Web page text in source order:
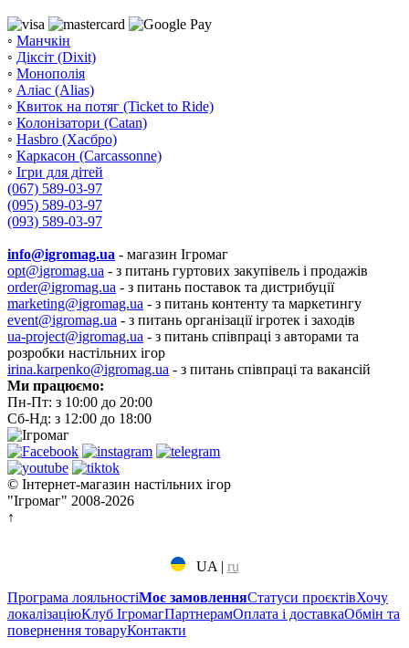
◦ Манчкін
◦ Діксіт (Dixit)
◦ Монополія
◦ Аліас (Alias)
◦ Квиток на потяг (Ticket to Ride)
◦ Колонізатори (Catan)
◦ Hasbro (Хасбро)
◦ Каркасон (Carcassonne)
◦ Ігри для дітей
(067) 589-03-97
(095) 589-03-97
(093) 589-03-97
info@igromag.ua - магазин Ігромаг
opt@igromag.ua - з питань гуртових закупівель і продажів
order@igromag.ua - з питань поставок та дистрибуції
marketing@igromag.ua - з питань контенту та маркетингу
event@igromag.ua - з питань організації ігротек і заходів
ua-project@igromag.ua - з питань співпраці з авторами та
розробки настільних ігор
irina.karpenko@igromag.ua - з питань співпраці та вакансій
Ми працюємо:
Пн-Пт: з 10:00 до 20:00
Сб-Нд: з 12:00 до 18:00
© Інтернет-магазин настільних ігор
"Ігромаг" 2008-2026
↑
UA | ru
Програма лояльностіМоє замовленняСтатуси проєктівХочу
локалізаціюКлуб ІгромагПартнерамОплата і доставкаОбмін та
повернення товаруКонтакти